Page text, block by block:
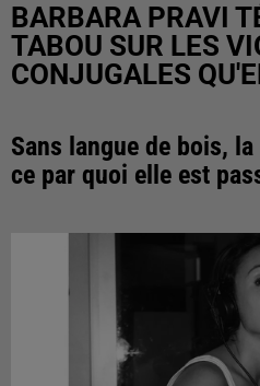
BARBARA PRAVI
TABOU SUR LES
CONJUGALES
Sans langue de bois,
ce par quoi elle est